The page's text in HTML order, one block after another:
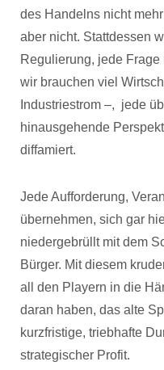
des Handelns nicht
aber nicht. Stattdessen
Regulierung, jede
wir brauchen viel
Industriestrom –, jede
hinausgehende
diffamiert.
Jede Aufforderung,
übernehmen, sich gar
niedergebrüllt mit dem
Bürger. Mit diesem
all den Playern in die
daran haben, das alte
kurzfristige, triebhafte
strategischer Profit.